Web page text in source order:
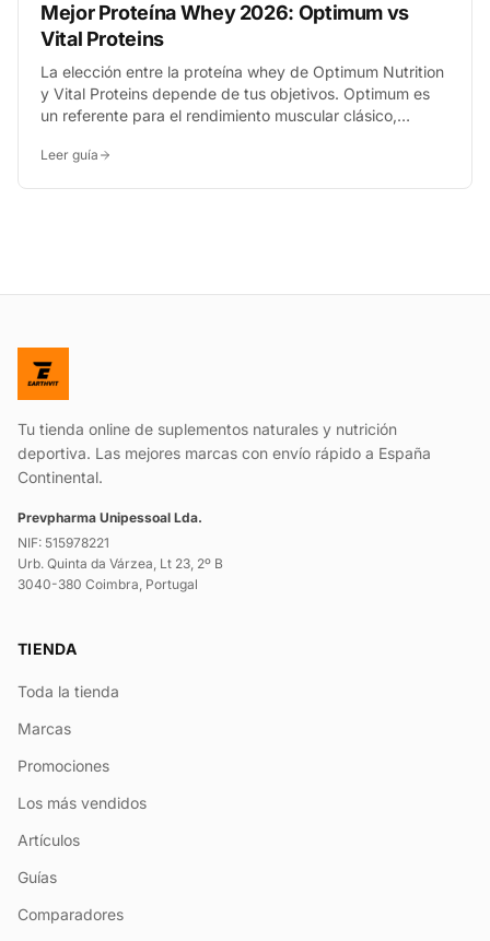
Mejor Proteína Whey 2026: Optimum vs
Vital Proteins
La elección entre la proteína whey de Optimum Nutrition
y Vital Proteins depende de tus objetivos. Optimum es
un referente para el rendimiento muscular clásico,
incluye colágeno, ideal para el cuidado articular y de la
Leer guía
Tu tienda online de suplementos naturales y nutrición
deportiva. Las mejores marcas con envío rápido a España
Continental.
Prevpharma Unipessoal Lda.
NIF: 515978221
Urb. Quinta da Várzea, Lt 23, 2º B
3040-380 Coimbra, Portugal
TIENDA
Toda la tienda
Marcas
Promociones
Los más vendidos
Artículos
Guías
Comparadores